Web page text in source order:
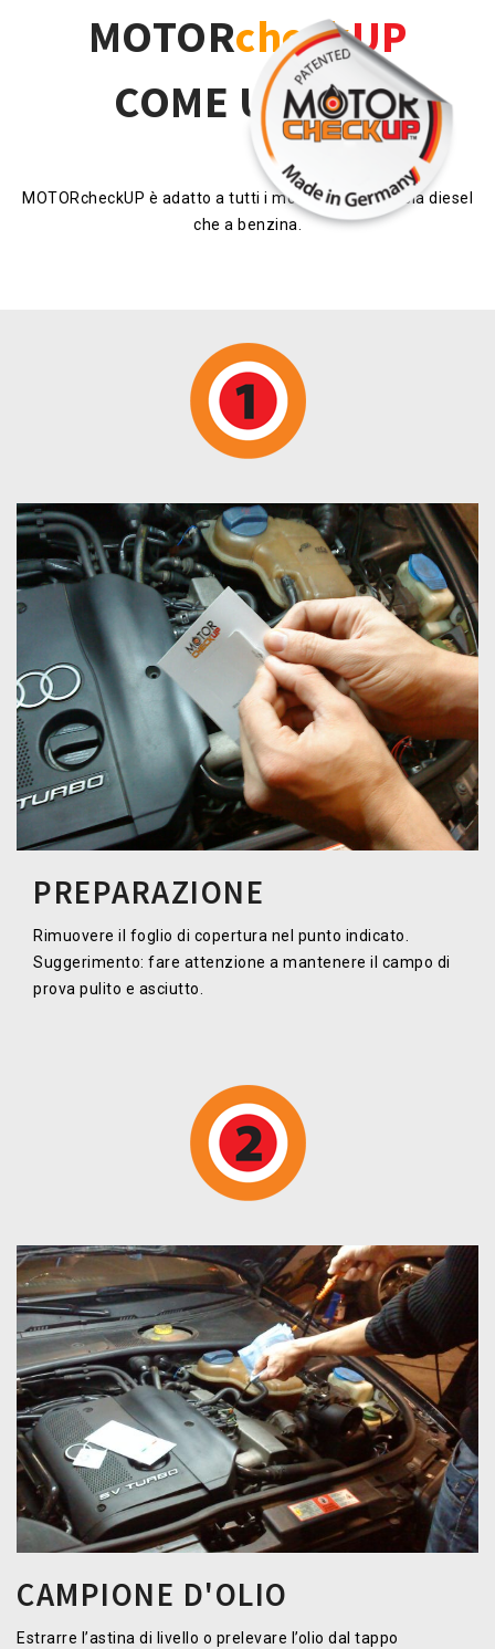
MOTORcheckUP
COME USARE
MOTORcheckUP è adatto a tutti i motori a 4 tempi, sia diesel
che a benzina.
PREPARAZIONE
Rimuovere il foglio di copertura nel punto indicato.
Suggerimento: fare attenzione a mantenere il campo di
prova pulito e asciutto.
CAMPIONE D'OLIO
Estrarre l’astina di livello o prelevare l’olio dal tappo